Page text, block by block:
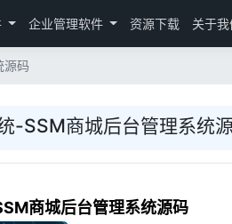
企业管理软件 资源下载 关于我
源码
-SSM商城后台管理系统
商城后台管理系统源码